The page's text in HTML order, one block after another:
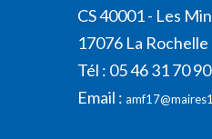
CS 40001 - Les
17076 La Rochelle
Tél : 05 46 31 70 90
Email :